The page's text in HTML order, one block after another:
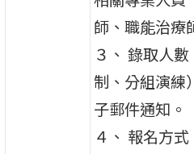
師、職能治療
３、 錄取人
制、分組演練
子郵件通知。
４、 報名方